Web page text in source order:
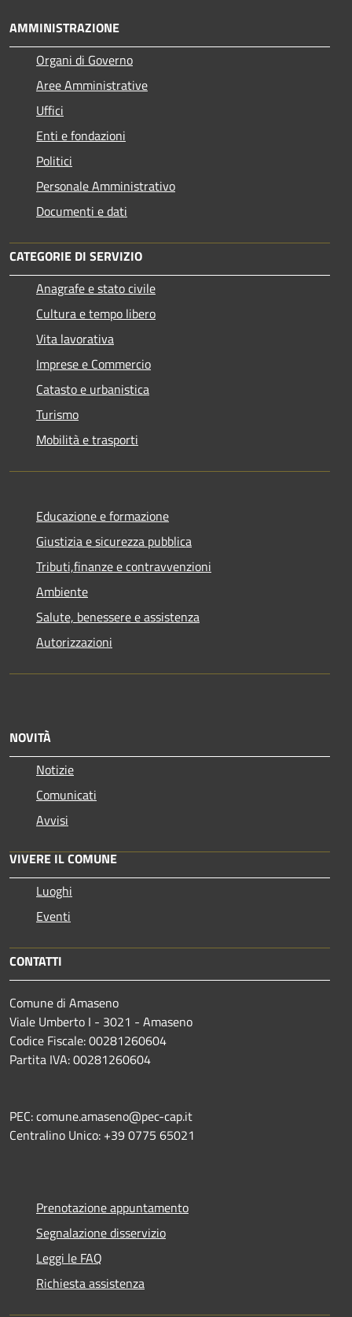
AMMINISTRAZIONE
Organi di Governo
Aree Amministrative
Uffici
Enti e fondazioni
Politici
Personale Amministrativo
Documenti e dati
CATEGORIE DI SERVIZIO
Anagrafe e stato civile
Cultura e tempo libero
Vita lavorativa
Imprese e Commercio
Catasto e urbanistica
Turismo
Mobilità e trasporti
Educazione e formazione
Giustizia e sicurezza pubblica
Tributi,finanze e contravvenzioni
Ambiente
Salute, benessere e assistenza
Autorizzazioni
NOVITÀ
Notizie
Comunicati
Avvisi
VIVERE IL COMUNE
Luoghi
Eventi
CONTATTI
Comune di Amaseno
Viale Umberto I - 3021 - Amaseno
Codice Fiscale: 00281260604
Partita IVA: 00281260604
PEC: comune.amaseno@pec-cap.it
Centralino Unico: +39 0775 65021
Prenotazione appuntamento
Segnalazione disservizio
Leggi le FAQ
Richiesta assistenza